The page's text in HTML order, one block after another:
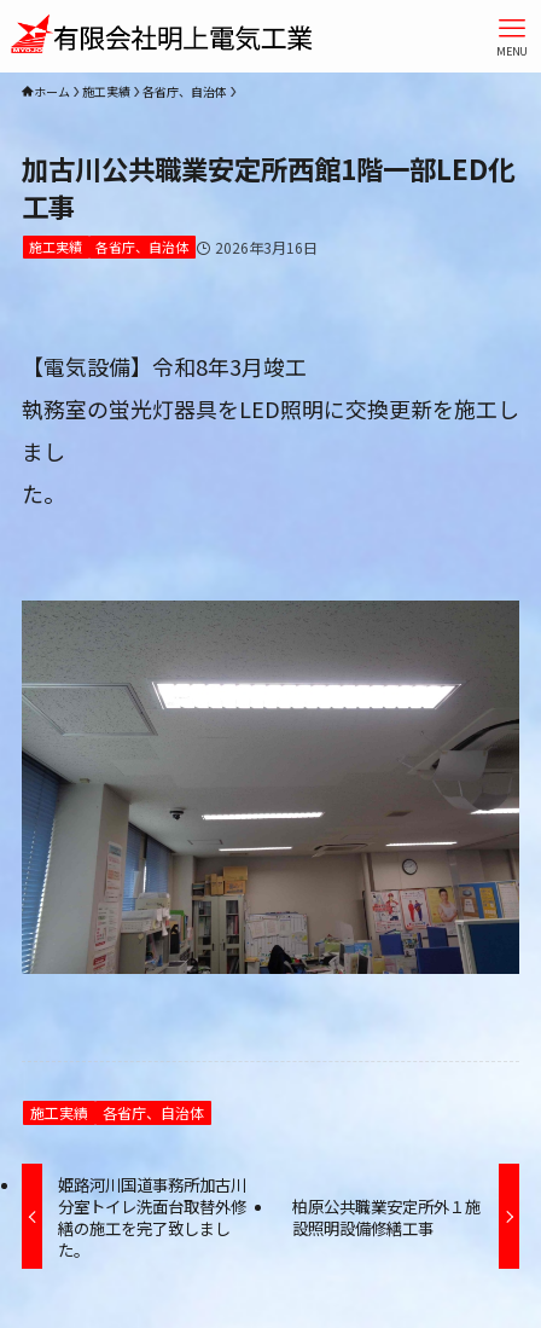
MENU
ホーム 施工実績 各省庁、自治体
加古川公共職業安定所西館1階一部LED化
工事
施工実績 各省庁、自治体 2026年3月16日
【電気設備】令和8年3月竣工
執務室の蛍光灯器具をLED照明に交換更新を施工し
まし
た。
施工実績 各省庁、自治体
姫路河川国道事務所加古川
分室トイレ洗面台取替外修
繕の施工を完了致しまし
た。
柏原公共職業安定所外１施
設照明設備修繕工事